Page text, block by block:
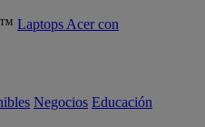
Laptops Acer con
Negocios Educación